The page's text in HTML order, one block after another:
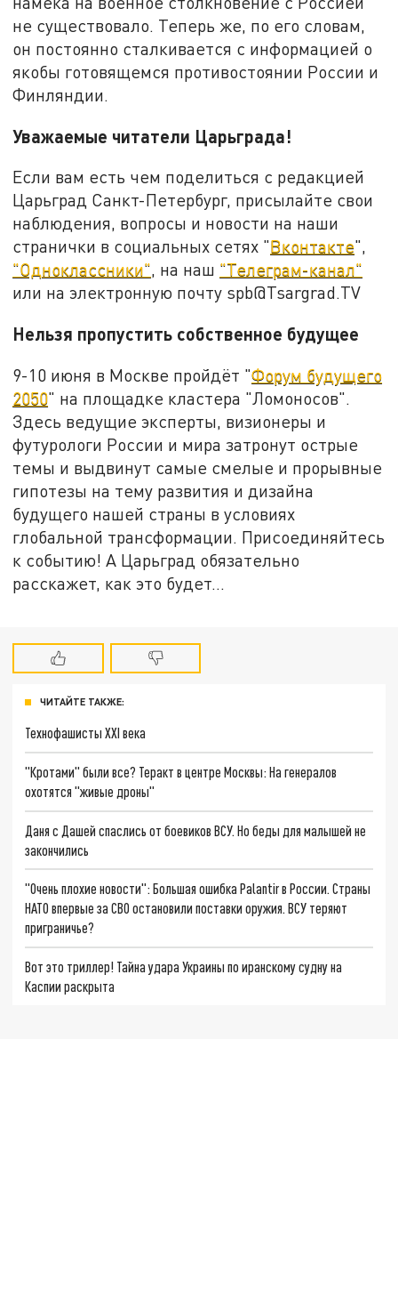
не существовало. Теперь же, по его словам,
он постоянно сталкивается с информацией о
якобы готовящемся противостоянии России и
Финляндии.
Уважаемые читатели Царьграда!
Если вам есть чем поделиться с редакцией
Царьград Санкт-Петербург, присылайте свои
наблюдения, вопросы и новости на наши
странички в социальных сетях "Вконтакте",
"Одноклассники", на наш "Телеграм-канал"
или на электронную почту spb@Tsargrad.TV
Нельзя пропустить собственное будущее
9-10 июня в Москве пройдёт "Форум будущего
2050" на площадке кластера "Ломоносов".
Здесь ведущие эксперты, визионеры и
футурологи России и мира затронут острые
темы и выдвинут самые смелые и прорывные
гипотезы на тему развития и дизайна
будущего нашей страны в условиях
глобальной трансформации. Присоединяйтесь
к событию! А Царьград обязательно
расскажет, как это будет...
ЧИТАЙТЕ ТАКЖЕ:
Технофашисты XXI века
"Кротами" были все? Теракт в центре Москвы: На генералов
охотятся "живые дроны"
Даня с Дашей спаслись от боевиков ВСУ. Но беды для малышей не
закончились
"Очень плохие новости": Большая ошибка Palantir в России. Страны
НАТО впервые за СВО остановили поставки оружия. ВСУ теряют
приграничье?
Вот это триллер! Тайна удара Украины по иранскому судну на
Каспии раскрыта